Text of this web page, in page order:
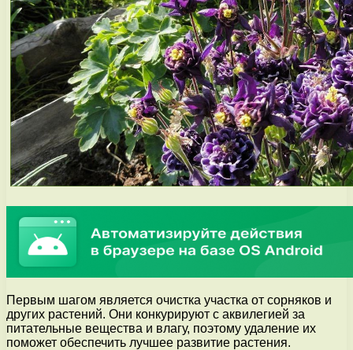
Первым шагом является очистка участка от сорняков и
других растений. Они конкурируют с аквилегией за
питательные вещества и влагу, поэтому удаление их
поможет обеспечить лучшее развитие растения.